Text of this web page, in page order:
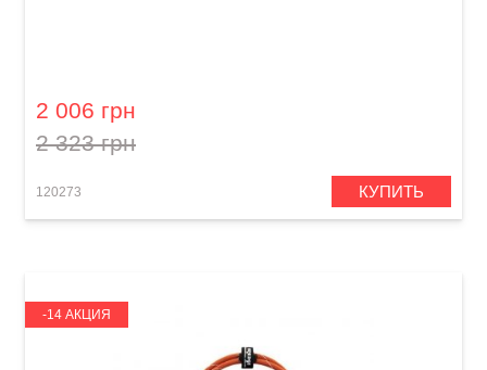
2 006 грн
2 323 грн
120273 КУПИТЬ
-14 АКЦИЯ